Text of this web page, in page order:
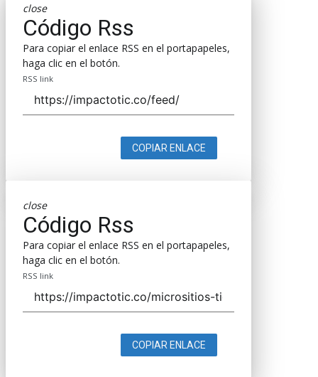
close
Código Rss
Para copiar el enlace RSS en el portapapeles,
haga clic en el botón.
RSS link
COPIAR ENLACE
close
Código Rss
Para copiar el enlace RSS en el portapapeles,
haga clic en el botón.
RSS link
COPIAR ENLACE